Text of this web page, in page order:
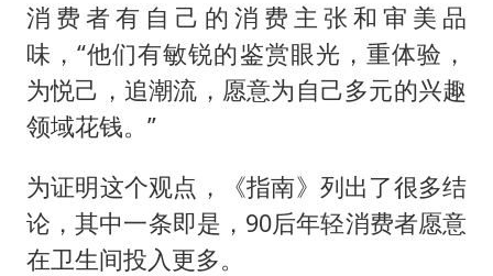
消费者有自己的消费主张和审美品
味，“他们有敏锐的鉴赏眼光，重体验，
为悦己，追潮流，愿意为自己多元的兴趣
领域花钱。”
为证明这个观点，《指南》列出了很多结
论，其中一条即是，90后年轻消费者愿意
在卫生间投入更多。